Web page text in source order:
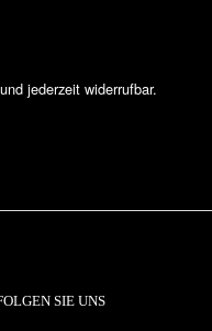
jederzeit widerrufbar.
SIE UNS